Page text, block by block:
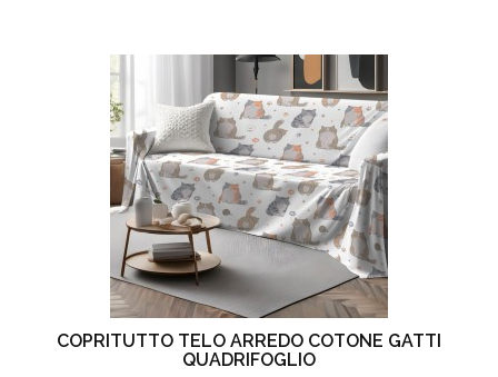
COPRITUTTO TELO ARREDO COTONE GATTI
QUADRIFOGLIO